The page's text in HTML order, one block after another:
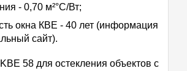
- 0,70 м²°С/Вт;
окна КВЕ - 40 лет (информация
сайт).
58 для остекления объектов с